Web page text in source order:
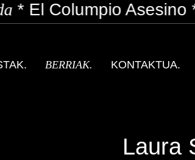
*El Columpio Asesino*
BERRIAK. KONTAKTUA.
Laura